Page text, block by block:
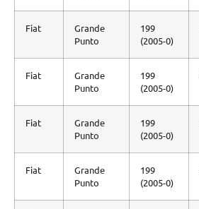
Fiat
Grande
Punto
199
(2005-0)
Fiat
Grande
Punto
199
(2005-0)
Fiat
Grande
Punto
199
(2005-0)
Fiat
Grande
Punto
199
(2005-0)